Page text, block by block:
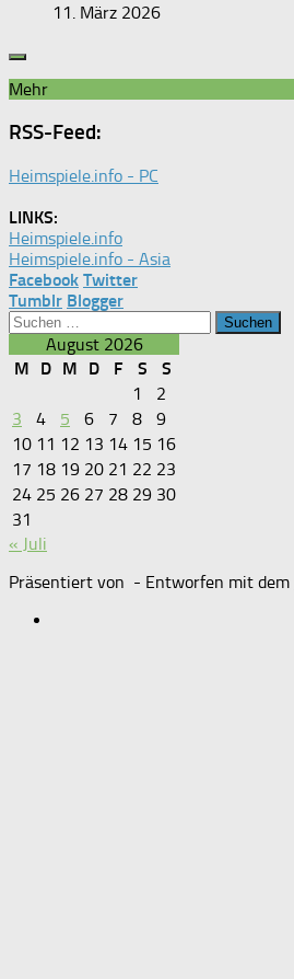
11. März 2026
Mehr
RSS-Feed:
Heimspiele.info - PC
LINKS:
Heimspiele.info
Heimspiele.info - Asia
Facebook Twitter
Tumblr Blogger
Suchen
nach:August 2026
M
D M D F S
S
1
2
3
4 5 6 7 8
9
10 11 12 13 14 15 16
17 18 19 20 21 22 23
24 25 26 27 28 29 30
31
« Juli
Präsentiert von - Entworfen mit dem